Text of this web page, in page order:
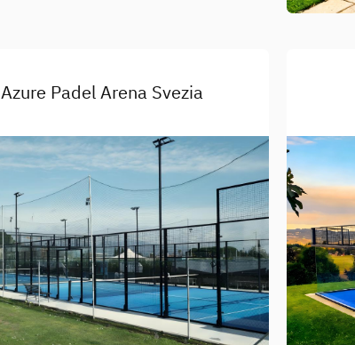
Azure Padel Arena Svezia